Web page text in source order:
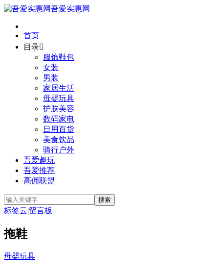
吾爱实惠网
首页
目录
服饰鞋包
女装
男装
家居生活
母婴玩具
护肤美容
数码家电
日用百货
美食饮品
骑行户外
吾爱趣玩
吾爱推荐
高佣联盟
标签云|留言板
拖鞋
母婴玩具